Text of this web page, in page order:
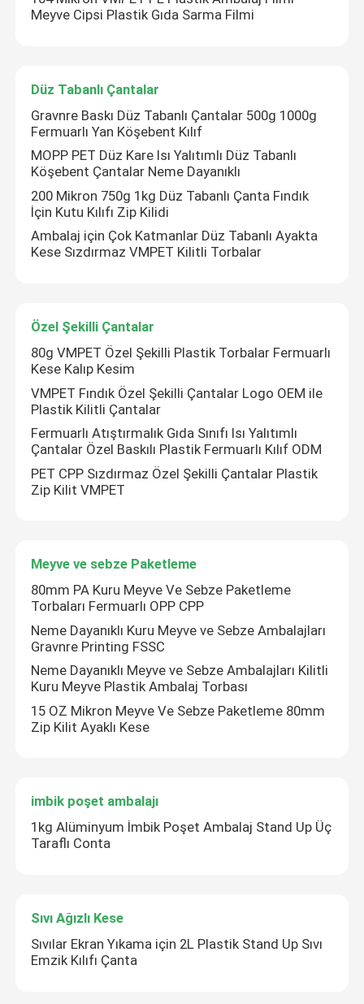
Ayakta Kese
Geri Dönüşümlü Poşet Gıda Ambalajı
Termoform Film
Plastik Ambalaj Filmi
Düz Tabanlı Çantalar
Özel Şekilli Çantalar
imbik poşet ambalajı
Sıvı Ağızlı Kese
Meyve Cipsi Plastik Gıda Sarma Filmi
Düz Tabanlı Çantalar
Gravnre Baskı Düz ​​Tabanlı Çantalar 500g 1000g
Fermuarlı Yan Köşebent Kılıf
MOPP PET Düz Kare Isı Yalıtımlı Düz ​​Tabanlı
Köşebent Çantalar Neme Dayanıklı
200 Mikron 750g 1kg Düz Tabanlı Çanta Fındık
İçin Kutu Kılıfı Zip Kilidi
Ambalaj için Çok Katmanlar Düz Tabanlı Ayakta
Kese Sızdırmaz VMPET Kilitli Torbalar
Özel Şekilli Çantalar
80g VMPET Özel Şekilli Plastik Torbalar Fermuarlı
Kese Kalıp Kesim
VMPET Fındık Özel Şekilli Çantalar Logo OEM ile
Plastik Kilitli Çantalar
Fermuarlı Atıştırmalık Gıda Sınıfı Isı Yalıtımlı
Çantalar Özel Baskılı Plastik Fermuarlı Kılıf ODM
PET CPP Sızdırmaz Özel Şekilli Çantalar Plastik
Zip Kilit VMPET
Meyve ve sebze Paketleme
80mm PA Kuru Meyve Ve Sebze Paketleme
Torbaları Fermuarlı OPP CPP
Neme Dayanıklı Kuru Meyve ve Sebze Ambalajları
Gravnre Printing FSSC
Neme Dayanıklı Meyve ve Sebze Ambalajları Kilitli
Kuru Meyve Plastik Ambalaj Torbası
15 OZ Mikron Meyve Ve Sebze Paketleme 80mm
Zip Kilit Ayaklı Kese
imbik poşet ambalajı
1kg Alüminyum İmbik Poşet Ambalaj Stand Up Üç
Taraflı Conta
Sıvı Ağızlı Kese
Sıvılar Ekran Yıkama için 2L Plastik Stand Up Sıvı
Emzik Kılıfı Çanta